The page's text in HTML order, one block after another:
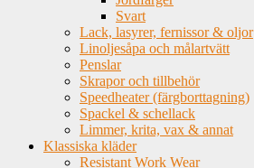
Svart
Lack, lasyrer, fernissor & oljor
Linoljesåpa och målartvätt
Penslar
Skrapor och tillbehör
Speedheater (färgborttagning)
Spackel & schellack
Limmer, krita, vax & annat
Klassiska kläder
Resistant Work Wear